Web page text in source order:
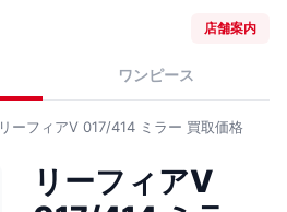
店舗案内
ワンピース
リーフィアV 017/414 ミラー 買取価格
リーフィアV